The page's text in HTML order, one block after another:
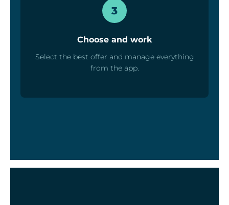
3
Choose and work
Select the best offer and manage everything
from the app.